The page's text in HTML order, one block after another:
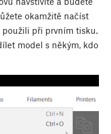
okamžitě načíst
použili při prvním tisku.
model s někým, kdo